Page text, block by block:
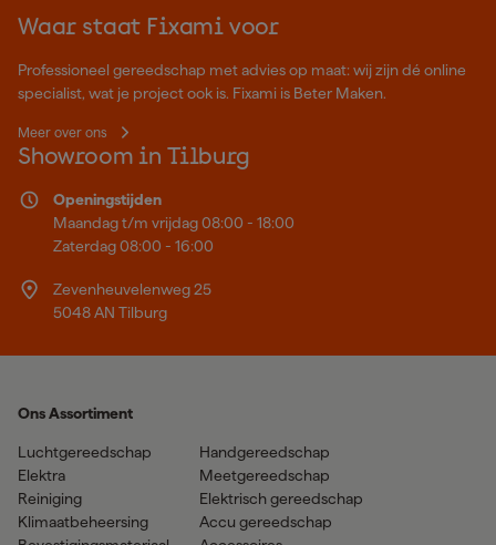
Waar staat Fixami voor
Professioneel gereedschap met advies op maat: wij zijn dé online
specialist, wat je project ook is. Fixami is Beter Maken.
Meer over ons
Showroom in Tilburg
Openingstijden
Maandag t/m vrijdag 08:00 - 18:00
Zaterdag 08:00 - 16:00
Zevenheuvelenweg 25
5048 AN Tilburg
Ons Assortiment
Luchtgereedschap
Elektra
Reiniging
Klimaatbeheersing
Handgereedschap
Meetgereedschap
Elektrisch gereedschap
Accu gereedschap